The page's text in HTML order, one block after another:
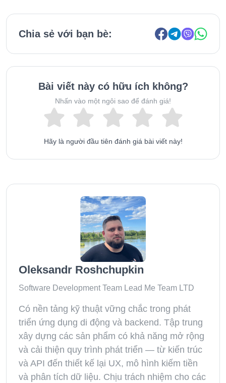
Chia sẻ với bạn bè:
Bài viết này có hữu ích không?
Nhấn vào một ngôi sao để đánh giá!
Hãy là người đầu tiên đánh giá bài viết này!
Oleksandr Roshchupkin
Software Development Team Lead Me Team LTD
Có nền tảng kỹ thuật vững chắc trong phát
triển ứng dụng di động và backend. Tập trung
xây dựng các sản phẩm có khả năng mở rộng
và cải thiện quy trình phát triển — từ kiến trúc
và API đến thiết kế lại UX, mô hình kiếm tiền
và phân tích dữ liệu. Chịu trách nhiệm cho các